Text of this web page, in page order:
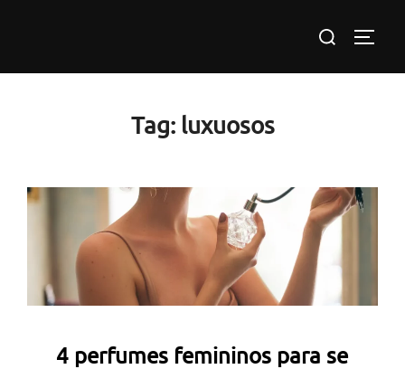
Pesquisar
Tag: luxuosos
4 perfumes femininos para se